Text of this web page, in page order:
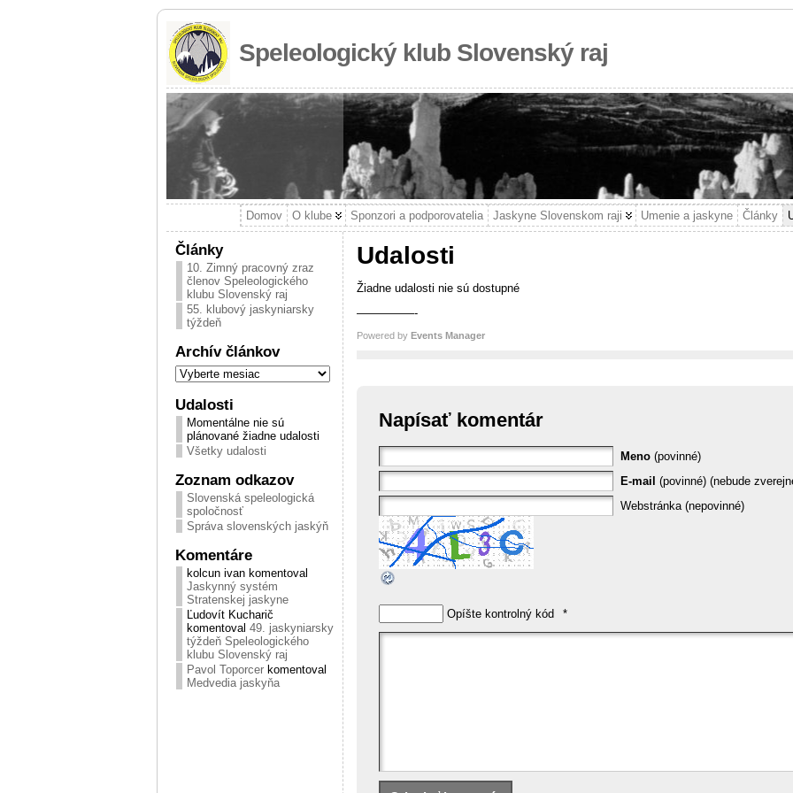
Speleologický klub Slovenský raj
Domov O klube Sponzori a podporovatelia Jaskyne Slovenskom raji Umenie a jaskyne Články
Články
10. Zimný pracovný zraz
členov Speleologického
klubu Slovenský raj
55. klubový jaskyniarsky
týždeň
Archív článkov
Udalosti
Momentálne nie sú
plánované žiadne udalosti
Všetky udalosti
Zoznam odkazov
Slovenská speleologická
spoločnosť
Správa slovenských jaskýň
Komentáre
kolcun ivan komentoval
Jaskynný systém
Stratenskej jaskyne
Ľudovít Kucharič
komentoval 49. jaskyniarsky
týždeň Speleologického
klubu Slovenský raj
Pavol Toporcer komentoval
Medvedia jaskyňa
Udalosti
Žiadne udalosti nie sú dostupné
—————-
Powered by Events Manager
Napísať komentár
Meno (povinné)
E-mail (povinné) (nebude
Webstránka (nepovinné)
Opíšte kontrolný kód *